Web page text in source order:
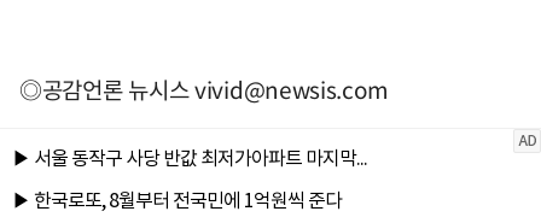
◎공감언론 뉴시스vivid@newsis.com